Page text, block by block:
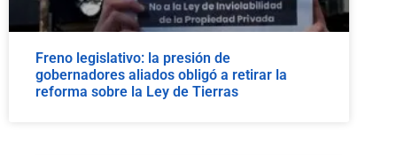
Freno legislativo: la presión de
gobernadores aliados obligó a retirar la
reforma sobre la Ley de Tierras